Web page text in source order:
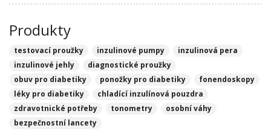
Produkty
testovací proužky inzulinové pumpy
inzulinová pera
inzulinové jehly
diagnostické proužky
obuv pro diabetiky
ponožky pro diabetiky
fonendoskopy
léky pro diabetiky
chladící inzulínová pouzdra
zdravotnické potřeby
tonometry
osobní váhy
bezpečnostní lancety